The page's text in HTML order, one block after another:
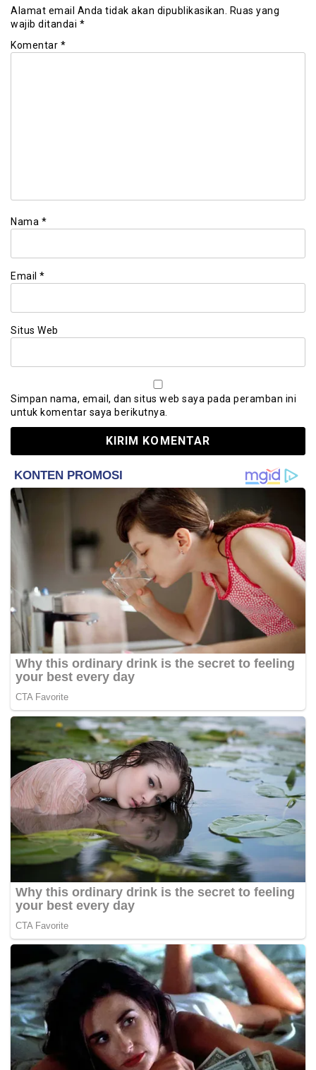
Alamat email Anda tidak akan dipublikasikan.
Ruas yang
wajib ditandai *
Komentar *
Nama *
Email *
Situs Web
Simpan nama, email, dan situs web saya pada peramban ini
untuk komentar saya berikutnya.